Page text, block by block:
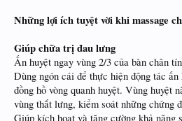
Những lợi ích tuyệt vời khi massage
Giúp chữa trị đau lưng
Ấn huyệt ngay vùng 2/3 của bàn chân
Dùng ngón cái để thực hiện động tác
đồng hồ vòng quanh huyệt. Vùng huyệt
vùng thắt lưng, kiểm soát những chứng
Giúp kích hoạt và tăng cường khả năng